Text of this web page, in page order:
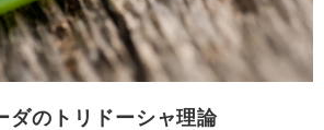
ダのトリドーシャ理論